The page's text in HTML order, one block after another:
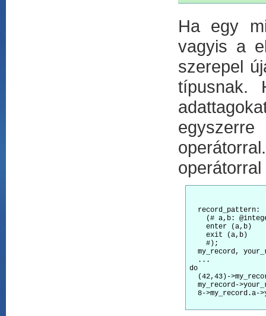
Ha egy
vagyis a
szerepel
típusnak.
  record_pattern:
(# a,b:
    enter (a,b)
    exit (a,b)
    #);
my_record,
  ...
do
(42,43)-
my_record-
8->my_record.a-